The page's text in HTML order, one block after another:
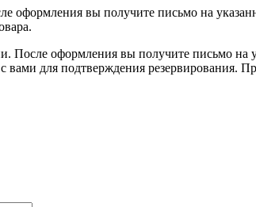
оформления вы получите письмо на
После оформления вы получите письмо на
вами для подтверждения резервирования.